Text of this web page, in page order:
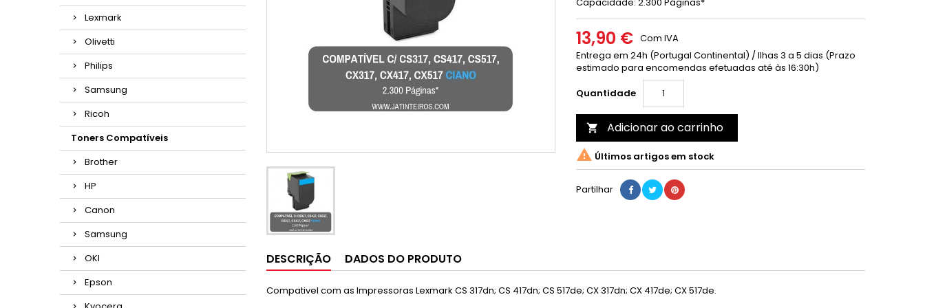
Lexmark
Olivetti
Philips
Samsung
Ricoh
Toners Compatíveis
Brother
HP
Canon
Samsung
OKI
Epson
13,90 € Com IVA
Entrega em 24h (Portugal Continental) / Ilhas 3 a 5 dias (Prazo
estimado para encomendas efetuadas até às 16:30h)
Quantidade
 Adicionar ao carrinho
 Últimos artigos em stock
Partilhar
DESCRIÇÃO DADOS DO PRODUTO
Compativel com as Impressoras Lexmark CS 317dn; CS 417dn; CS 517de; CX 317dn; CX 417de; CX 517de.